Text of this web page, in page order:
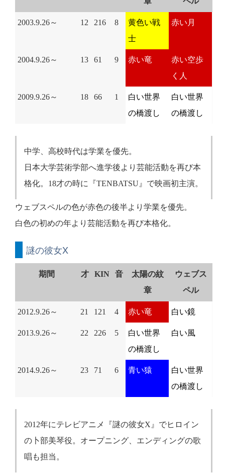
2003.9.26～ 12 216 8
黄色い戦
士
赤い月
2004.9.26～ 13 61 9 赤い竜
赤い空歩
く人
2009.9.26～ 18 66 1
白い世界
の橋渡し
白い世界
の橋渡し
中学、高校時代は学業を優先。
日本大学芸術学部へ進学後より芸能活動を再び本
格化。18才の時に『TENBATSU』で映画初主演。
ウェブスペルの色が赤色の後半より学業を優先。
白色の初めの年より芸能活動を再び本格化。
謎の彼女X
期間 才 KIN 音
太陽の紋
章
ウェブス
ペル
2012.9.26～ 21 121 4 赤い竜 白い鏡
2013.9.26～ 22 226 5
白い世界
の橋渡し
白い風
2014.9.26～ 23 71 6 青い猿
白い世界
の橋渡し
2012年にテレビアニメ『謎の彼女X』でヒロイン
の卜部美琴役。オープニング、エンディングの歌
唱も担当。